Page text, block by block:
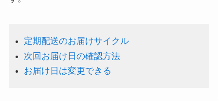
定期配送のお届けサイクル
次回お届け日の確認方法
お届け日は変更できる